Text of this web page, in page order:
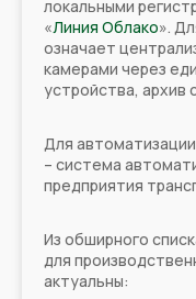
локальными
«Линия Облако».
означает
камерами через
устройства, архив
Для
– система
предприятия
Из обширного
для
актуальны: